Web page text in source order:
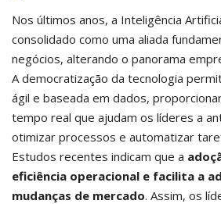
Nos últimos anos, a Inteligência
consolidado como uma aliada
negócios, alterando o panorama
A democratização da tecnologia
ágil e baseada em dados,
tempo real que ajudam os líderes a
otimizar processos e automatizar
Estudos recentes indicam que a
eficiência operacional e facilita a
mudanças de mercado. Assim, os